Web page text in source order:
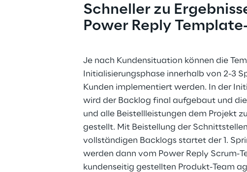
Schneller zu
Power Reply
Je nach Kundensituation können die
Initialisierungsphase innerhalb von 2-3
Kunden implementiert werden. In der
wird der Backlog final aufgebaut und
und alle Beistellleistungen dem Projekt
gestellt. Mit Beistellung der
vollständigen Backlogs startet der 1.
werden dann vom Power Reply Scrum-
kundenseitig gestellten Produkt-Team